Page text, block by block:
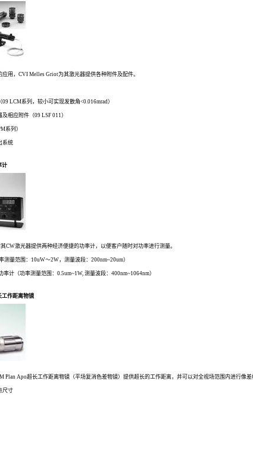
用，CVI Melles Griot为其激光器提供各种附件及配件。
LCM系列，较小可实现发散角<0.016mrad）
相应附件（09 LSF 011）
系列）
系统
计
CW激光器提供两种经济便捷的功率计，以便客户随时对功率进行测量。
测量范围：10uW～2W，测量波段：200nm~20um）
率计（功率测量范围：0.5um~1W, 测量波段：400nm~1064nm）
作距离物镜
Plan Apo超长工作距离物镜（平场复消色差物镜）提供超长的工作距离，并可以对全视场范围内进行像
尺寸